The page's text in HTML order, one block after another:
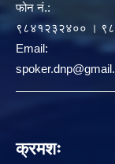
फोन नं.:
९८४१२३२४०० ।
Email:
क्रमशः